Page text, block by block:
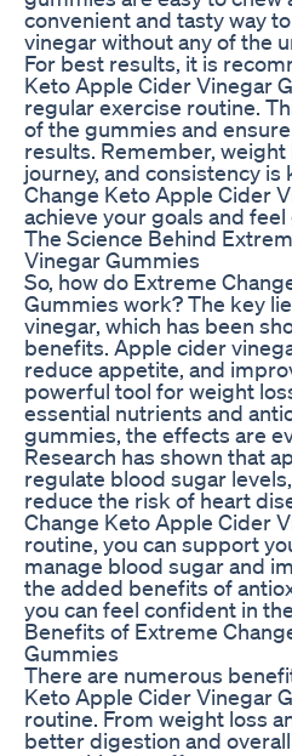
convenient and tasty way
vinegar without any of the
For best results, it is
Keto Apple Cider Vinegar
regular exercise routine.
of the gummies and
results. Remember,
journey, and consistency
Change Keto Apple Cider
achieve your goals and
The Science Behind
Vinegar Gummies
So, how do Extreme
Gummies work? The key
vinegar, which has been
benefits. Apple cider
reduce appetite, and
powerful tool for weight
essential nutrients and
gummies, the effects are
Research has shown that
regulate blood sugar
reduce the risk of heart
Change Keto Apple Cider
routine, you can support
manage blood sugar and
the added benefits of
you can feel confident in
Benefits of Extreme
Gummies
There are numerous
Keto Apple Cider Vinegar
routine. From weight loss
better digestion and